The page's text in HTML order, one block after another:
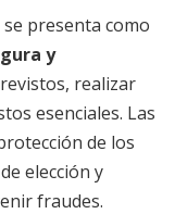
presenta como
y
realizar
esenciales. Las
de los
elección y
fraudes.